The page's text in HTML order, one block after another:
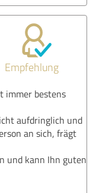
Empfehlung
immer bestens
aufdringlich und
an sich, frägt
und kann Ihn guten